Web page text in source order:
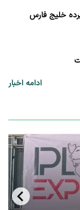
خلیج فارس
ادامه اخبار